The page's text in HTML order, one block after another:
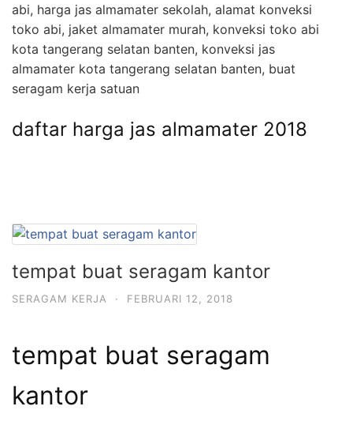
abi, harga jas almamater sekolah, alamat konveksi
toko abi, jaket almamater murah, konveksi toko abi
kota tangerang selatan banten, konveksi jas
almamater kota tangerang selatan banten, buat
seragam kerja satuan
daftar harga jas almamater 2018
tempat buat seragam kantor
SERAGAM KERJA · FEBRUARI 12, 2018
tempat buat seragam
kantor